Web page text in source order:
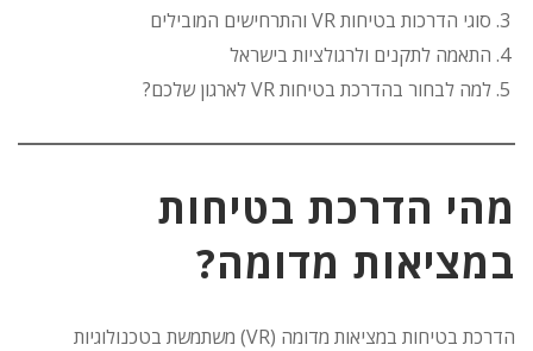
סוגי הדרכות בטיחות VR והתרחישים המובילים
התאמה לתקנים ולרגולציות בישראל
למה לבחור בהדרכת בטיחות VR לארגון שלכם?
מהי הדרכת בטיחות
במציאות מדומה?
הדרכת בטיחות במציאות מדומה (VR) משתמשת בטכנולוגיות